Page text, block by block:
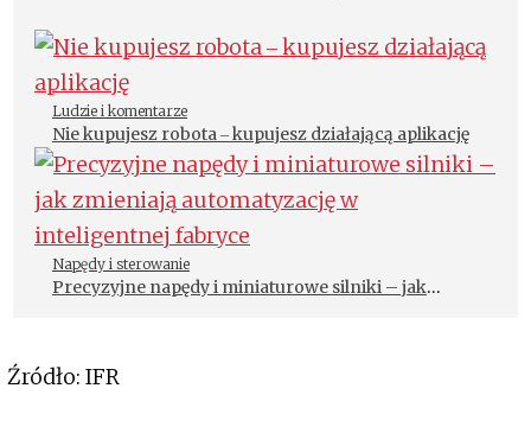
Ludzie i komentarze
Nie kupujesz robota ‒ kupujesz działającą aplikację
Napędy i sterowanie
Precyzyjne napędy i miniaturowe silniki – jak
Źródło: IFR